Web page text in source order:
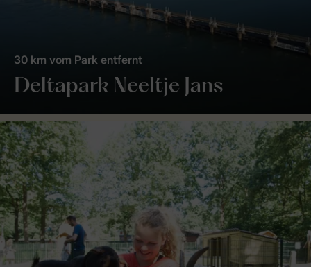
Deltapark Neeltje Jans
30 km vom Park entfernt